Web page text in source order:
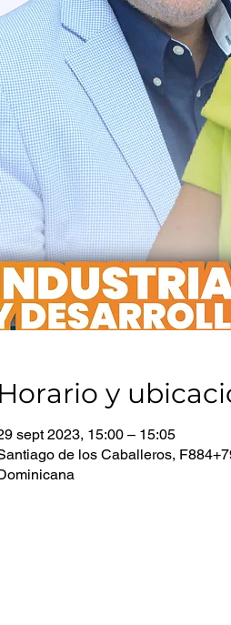
Horario y
sept 2023, 15:00 – 15:05
de los Caballeros,